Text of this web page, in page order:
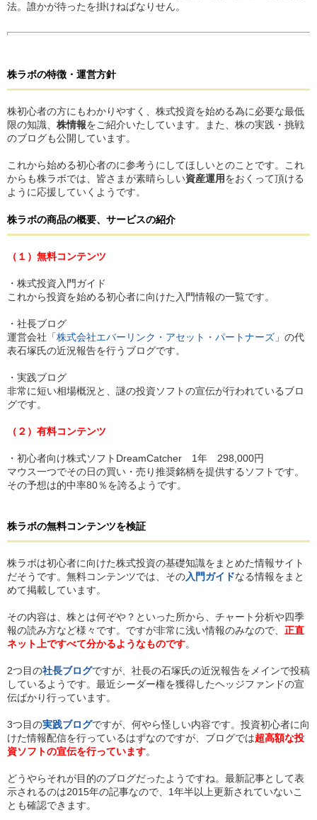
法。誰かが待ったを掛けねばなりせん。
株ラボの特徴・運営方針
株初心者の方にもわかりやすく、株式投資を始める為に必要な最低
限の知識、 株情報をご紹介いたしています。また、株の実践・挑戦
のブログも公開しています。
これから始める初心者のに参考うにしてほしいとのことです。これ
からも株ラボでは、皆さまが素晴らしい資産運用をおくって頂ける
ように応援していくようです。
株ラボの商品の概要、サービスの紹介
（１）無料コンテンツ
・株式投資入門ガイド
これから投資を始める初心者に向けた入門情報の一覧です。
・社長ブログ
運営会社「株式会社エバーリンク・アセット・パートナーズ 」の代
表石塚氏の近況報告を行うブログです。
・実践ブログ
非常に短い相場概況と、謎の投資ソフトの宣伝が行われているブロ
グです。
（２）有料コンテンツ
・初心者向け株式ソフトDreamCatcher 1年 298,000円
マウス一つでその日の買い・売り推奨銘柄を提供するソフトです。
その予想は的中率80％を誇るようです。
株ラボの無料コンテンツを検証
株ラボは初心者に向けた株式投資の基礎知識をまとめた情報サイト
だそうです。無料コンテンツでは、その入門ガイドなる情報をまと
めて掲載しています。
その内容は、株とは何ぞや？といった所から、チャート分析や四季
報の読み方など様々です。ですが非常に浅い情報のみなので、 正直
ネット上ですべて分かるようなものです。
2つ目の社長ブログですが、社長の石塚氏の近況報告をメインで投稿
しているようです。最近シーダー権を獲得したヘッジファンドの宣
伝ばかり行っています。
3つ目の実践ブログですが、何やら怪しい内容です。投資初心者に向
けた情報配信を行っているはずなのですが、ブログでは超高額な投
資ソフトの宣伝を行っています。
どうやらそれが目的のブログだったようですね。最新記事として表
示されるのは2015年の記事なので、1年半以上更新されていないこ
とも確認できます。